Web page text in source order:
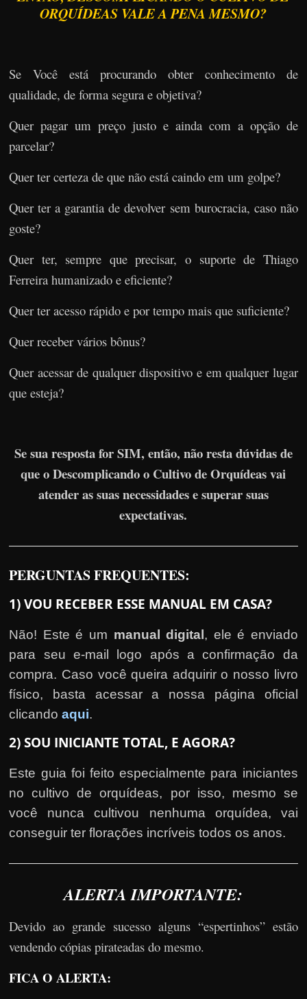
ORQUÍDEAS VALE A PENA MESMO?
Se Você está procurando obter conhecimento de
qualidade, de forma segura e objetiva?
Quer pagar um preço justo e ainda com a opção de
parcelar?
Quer ter certeza de que não está caindo em um golpe?
Quer ter a garantia de devolver sem burocracia, caso não
goste?
Quer ter, sempre que precisar, o suporte de Thiago
Ferreira humanizado e eficiente?
Quer ter acesso rápido e por tempo mais que suficiente?
Quer receber vários bônus?
Quer acessar de qualquer dispositivo e em qualquer lugar
que esteja?
Se sua resposta for SIM, então, não resta dúvidas de
que o Descomplicando o Cultivo de Orquídeas vai
atender as suas necessidades e superar suas
expectativas.
PERGUNTAS FREQUENTES:
1) VOU RECEBER ESSE MANUAL EM CASA?
Não! Este é um manual digital , ele é enviado
para seu e-mail logo após a confirmação da
compra. Caso você queira adquirir o nosso livro
físico, basta acessar a nossa página oficial
clicandoaqui.
2) SOU INICIANTE TOTAL, E AGORA?
Este guia foi feito especialmente para iniciantes
no cultivo de orquídeas, por isso, mesmo se
você nunca cultivou nenhuma orquídea, vai
conseguir ter florações incríveis todos os anos.
ALERTA IMPORTANTE:
Devido ao grande sucesso alguns “espertinhos” estão
vendendo cópias pirateadas do mesmo.
FICA O ALERTA: